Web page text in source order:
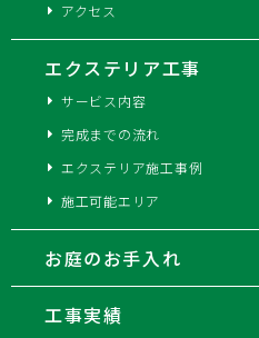
アクセス
エクステリア工事
サービス内容
完成までの流れ
エクステリア施工事例
施工可能エリア
お庭のお手入れ
工事実績